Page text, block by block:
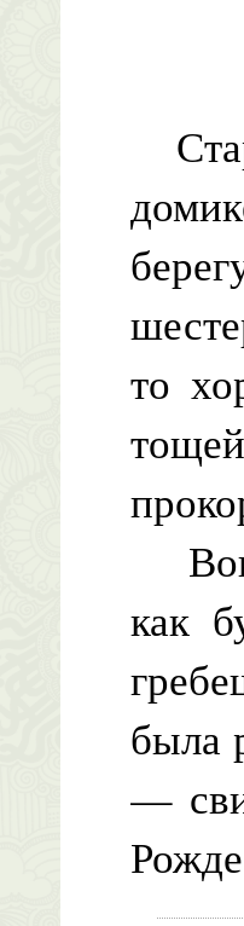
то
как
была
—